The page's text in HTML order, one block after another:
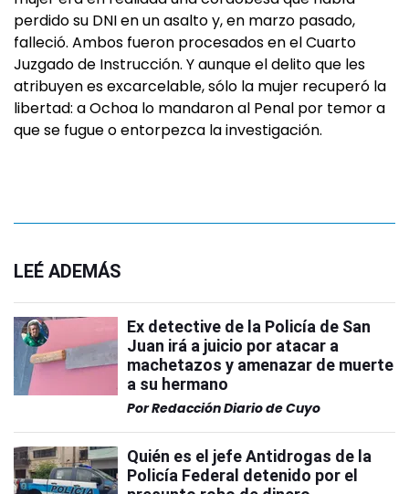
perdido su DNI en un asalto y, en marzo pasado,
falleció. Ambos fueron procesados en el Cuarto
Juzgado de Instrucción. Y aunque el delito que les
atribuyen es excarcelable, sólo la mujer recuperó la
libertad: a Ochoa lo mandaron al Penal por temor a
que se fugue o entorpezca la investigación.
LEÉ ADEMÁS
Ex detective de la Policía de San
Juan irá a juicio por atacar a
machetazos y amenazar de muerte
a su hermano
PorRedacción Diario de Cuyo
Quién es el jefe Antidrogas de la
Policía Federal detenido por el